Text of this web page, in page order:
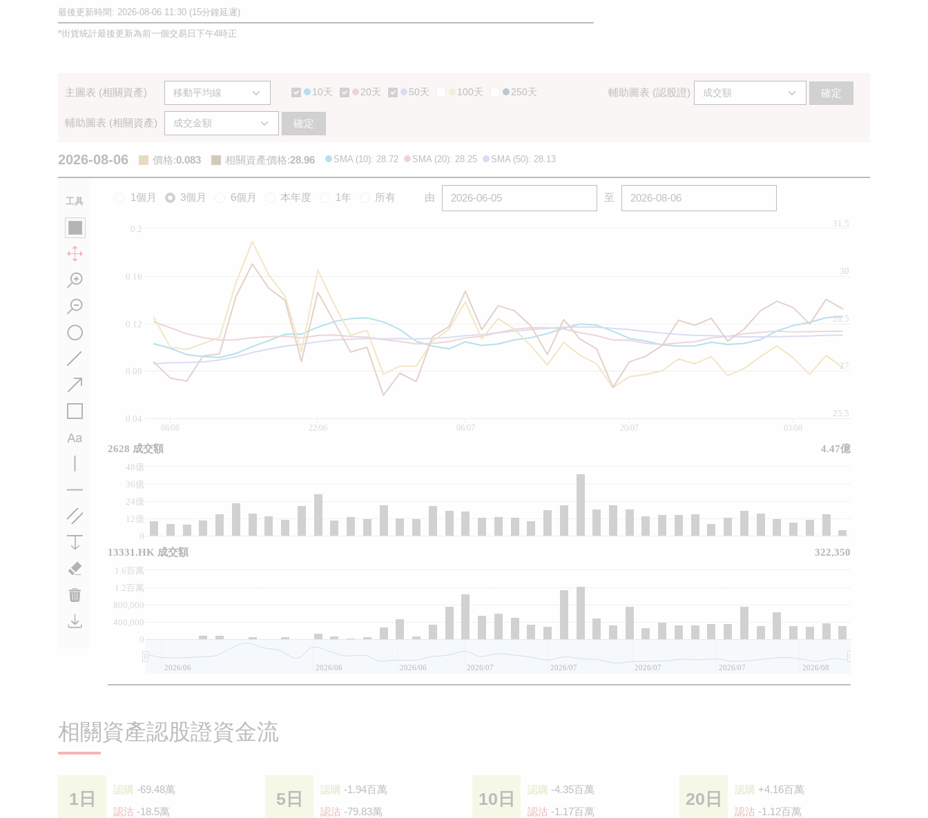
最後更新時間: 2026-08-06 11:30 (15分鐘延遲)
*街貨統計最後更新為前一個交易日下午4時正
主圖表 (相關資產) 10天 20天 50天 100天 250天 輔助圖表 (認股證) 確定
輔助圖表 (相關資產) 確定
2026-08-06 價格:0.083 相關資產價格:28.96 SMA (10): 28.72 SMA (20): 28.25 SMA (50): 28.13
工具 1個月 3個月 6個月 本年度 1年 所有 由 至
0.04
0.08
0.12
0.16
0.2
25.5
27
28.5
30
31.5
0
12億
24億
36億
48億
0
400,000
800,000
1.2百萬
1.6百萬
08/06 22/06 06/07 20/07 03/08
2026/06 2026/06 2026/06 2026/07 2026/07 2026/07 2026/07 2026/08
2628 成交額 4.47億
13331.HK 成交額 322,350
相關資產認股證資金流
1日 認購 -69.48萬
認沽 -18.5萬
5日 認購 -1.94百萬
認沽 -79.83萬
10日 認購 -4.35百萬
認沽 -1.17百萬
20日 認購 +4.16百萬
認沽 -1.12百萬